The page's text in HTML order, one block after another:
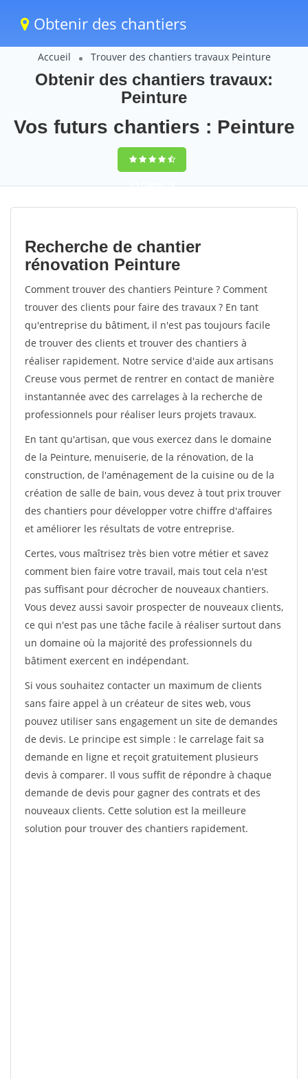
Obtenir des chantiers
Accueil Trouver des chantiers travaux Peinture
Obtenir des chantiers travaux:
Peinture
Vos futurs chantiers : Peinture
9,5(100%)78
votes
Recherche de chantier
rénovation Peinture
Comment trouver des chantiers Peinture ? Comment
trouver des clients pour faire des travaux ? En tant
qu'entreprise du bâtiment, il n'est pas toujours facile
de trouver des clients et trouver des chantiers à
réaliser rapidement. Notre service d'aide aux artisans
Creuse vous permet de rentrer en contact de manière
instantannée avec des carrelages à la recherche de
professionnels pour réaliser leurs projets travaux.
En tant qu'artisan, que vous exercez dans le domaine
de la Peinture, menuiserie, de la rénovation, de la
construction, de l'aménagement de la cuisine ou de la
création de salle de bain, vous devez à tout prix trouver
des chantiers pour développer votre chiffre d'affaires
et améliorer les résultats de votre entreprise.
Certes, vous maîtrisez très bien votre métier et savez
comment bien faire votre travail, mais tout cela n'est
pas suffisant pour décrocher de nouveaux chantiers.
Vous devez aussi savoir prospecter de nouveaux clients,
ce qui n'est pas une tâche facile à réaliser surtout dans
un domaine où la majorité des professionnels du
bâtiment exercent en indépendant.
Si vous souhaitez contacter un maximum de clients
sans faire appel à un créateur de sites web, vous
pouvez utiliser sans engagement un site de demandes
de devis. Le principe est simple : le carrelage fait sa
demande en ligne et reçoit gratuitement plusieurs
devis à comparer. Il vous suffit de répondre à chaque
demande de devis pour gagner des contrats et des
nouveaux clients. Cette solution est la meilleure
solution pour trouver des chantiers rapidement.